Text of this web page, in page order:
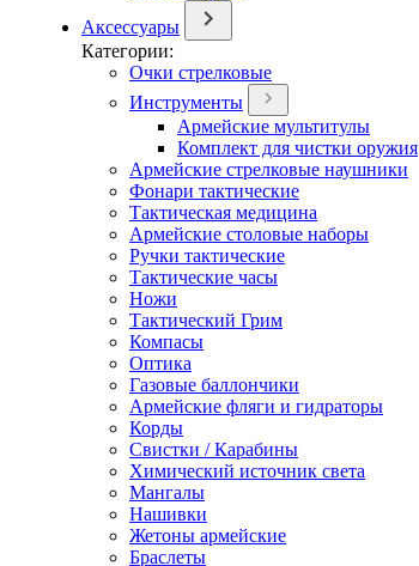
Аксессуары
Категории:
Очки стрелковые
Инструменты
Армейские мультитулы
Комплект для чистки оружия
Армейские стрелковые наушники
Фонари тактические
Тактическая медицина
Армейские столовые наборы
Ручки тактические
Тактические часы
Ножи
Тактический Грим
Компасы
Оптика
Газовые баллончики
Армейские фляги и гидраторы
Корды
Свистки / Карабины
Химический источник света
Мангалы
Нашивки
Жетоны армейские
Браслеты